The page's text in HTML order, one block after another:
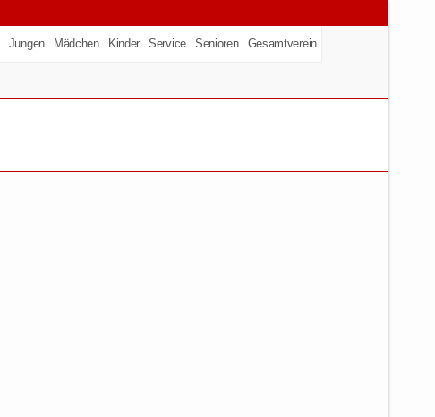
Jungen Mädchen Kinder Service Senioren Gesamtverein